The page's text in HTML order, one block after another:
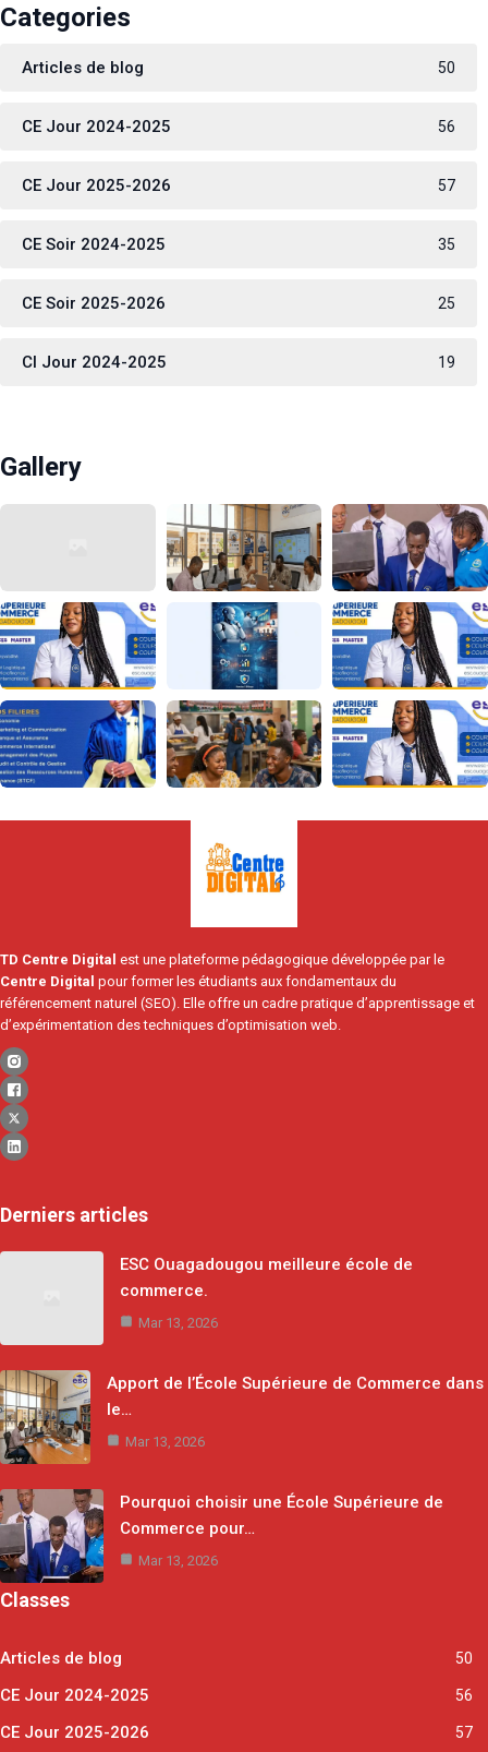
Categories
Articles de blog 50
CE Jour 2024-2025 56
CE Jour 2025-2026 57
CE Soir 2024-2025 35
CE Soir 2025-2026 25
CI Jour 2024-2025 19
Gallery
TD Centre Digital est une plateforme pédagogique développée par le
Centre Digital pour former les étudiants aux fondamentaux du
référencement naturel (SEO). Elle offre un cadre pratique d’apprentissage et
d’expérimentation des techniques d’optimisation web.
Derniers articles
ESC Ouagadougou meilleure école de
commerce.
Mar 13, 2026
Apport de l’École Supérieure de Commerce dans
le…
Mar 13, 2026
Pourquoi choisir une École Supérieure de
Commerce pour…
Mar 13, 2026
Classes
Articles de blog 50
CE Jour 2024-2025 56
CE Jour 2025-2026 57